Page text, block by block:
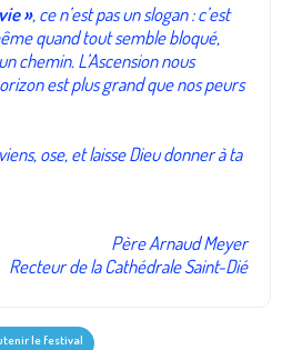
», ce n’est pas un slogan : c’est
quand tout semble bloqué,
chemin. L’Ascension nous
est plus grand que nos peurs
ose, et laisse Dieu donner à ta
Père Arnaud Meyer
Recteur de la Cathédrale Saint-Dié
le festival